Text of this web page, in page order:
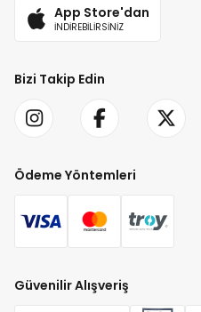
App Store'dan
İNDİREBİLİRSİNİZ
Bizi Takip Edin
Ödeme Yöntemleri
Güvenilir Alışveriş